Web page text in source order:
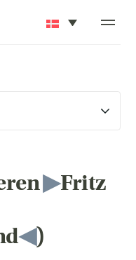
▶Fritz
◀)